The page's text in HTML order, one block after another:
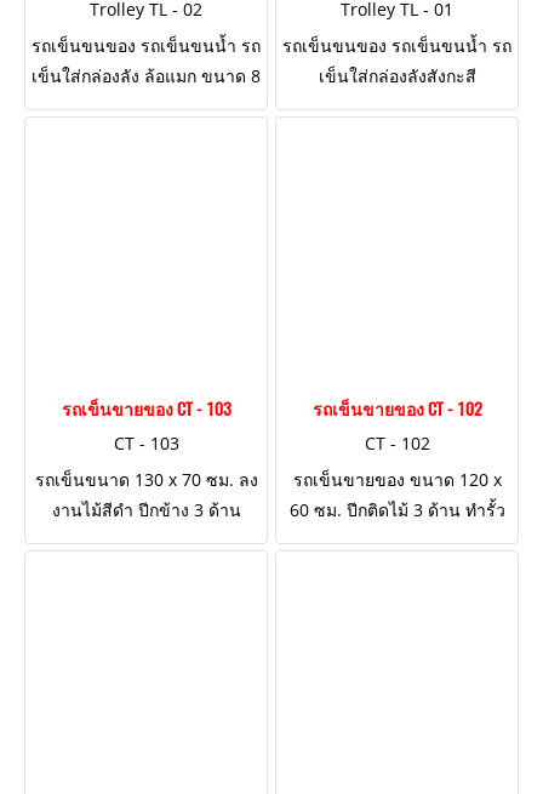
Trolley TL - 02
รถเข็นขนของ รถเข็นขนน้ำ รถ
เข็นใส่กล่องลัง ล้อแมก ขนาด 8
นิ้ว
Trolley TL - 01
รถเข็นขนของ รถเข็นขนน้ำ รถ
เข็นใส่กล่องลังสังกะสี
รถเข็นขายของ CT - 103
CT - 103
รถเข็นขนาด 130 x 70 ซม. ลง
งานไม้สีดำ ปีกข้าง 3 ด้าน
รถเข็นขายของ CT - 102
CT - 102
รถเข็นขายของ ขนาด 120 x
60 ซม. ปีกติดไม้ 3 ด้าน ทำรั้ว
กันตกทรงโบราณ บังโคลนล้อ